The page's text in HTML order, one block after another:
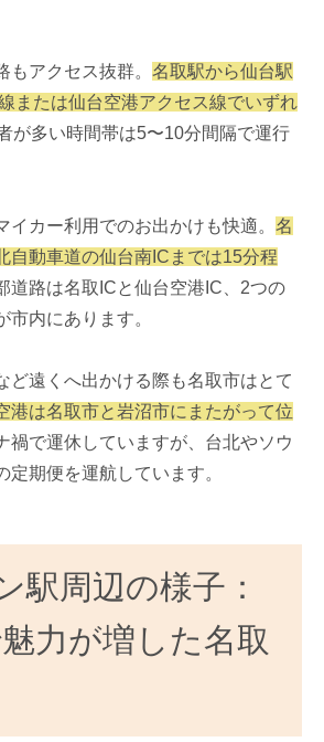
もアクセス抜群。 名取駅から仙台駅
または仙台空港アクセス線でいずれ
が多い時間帯は5〜10分間隔で運行
イカー利用でのお出かけも快適。 名
自動車道の仙台南ICまでは15分程
道路は名取ICと仙台空港IC、2つの
市内にあります。
ど遠くへ出かける際も名取市はとて
港は名取市と岩沼市にまたがって位
禍で運休していますが、台北やソウ
定期便を運航しています。
駅周辺の様子：
力が増した名取